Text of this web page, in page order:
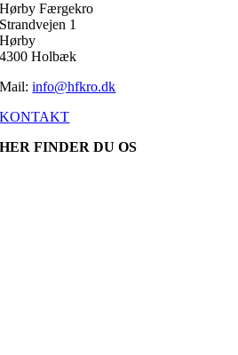
Hørby Færgekro
Strandvejen 1
Hørby
4300 Holbæk
Mail:info@hfkro.dk
KONTAKT
HER FINDER DU OS